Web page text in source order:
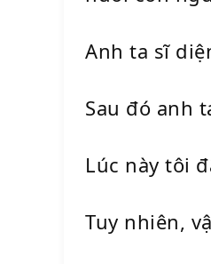
Anh ta sĩ
Sau đó anh
Lúc này tôi
Tuy nhiên,